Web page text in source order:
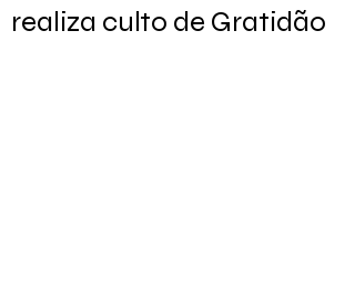
realiza culto de Gratidão